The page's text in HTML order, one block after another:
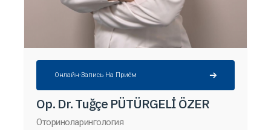
Онлайн-Запись На Приём
Op. Dr. Tuğçe PÜTÜRGELİ ÖZER
Оториноларингология